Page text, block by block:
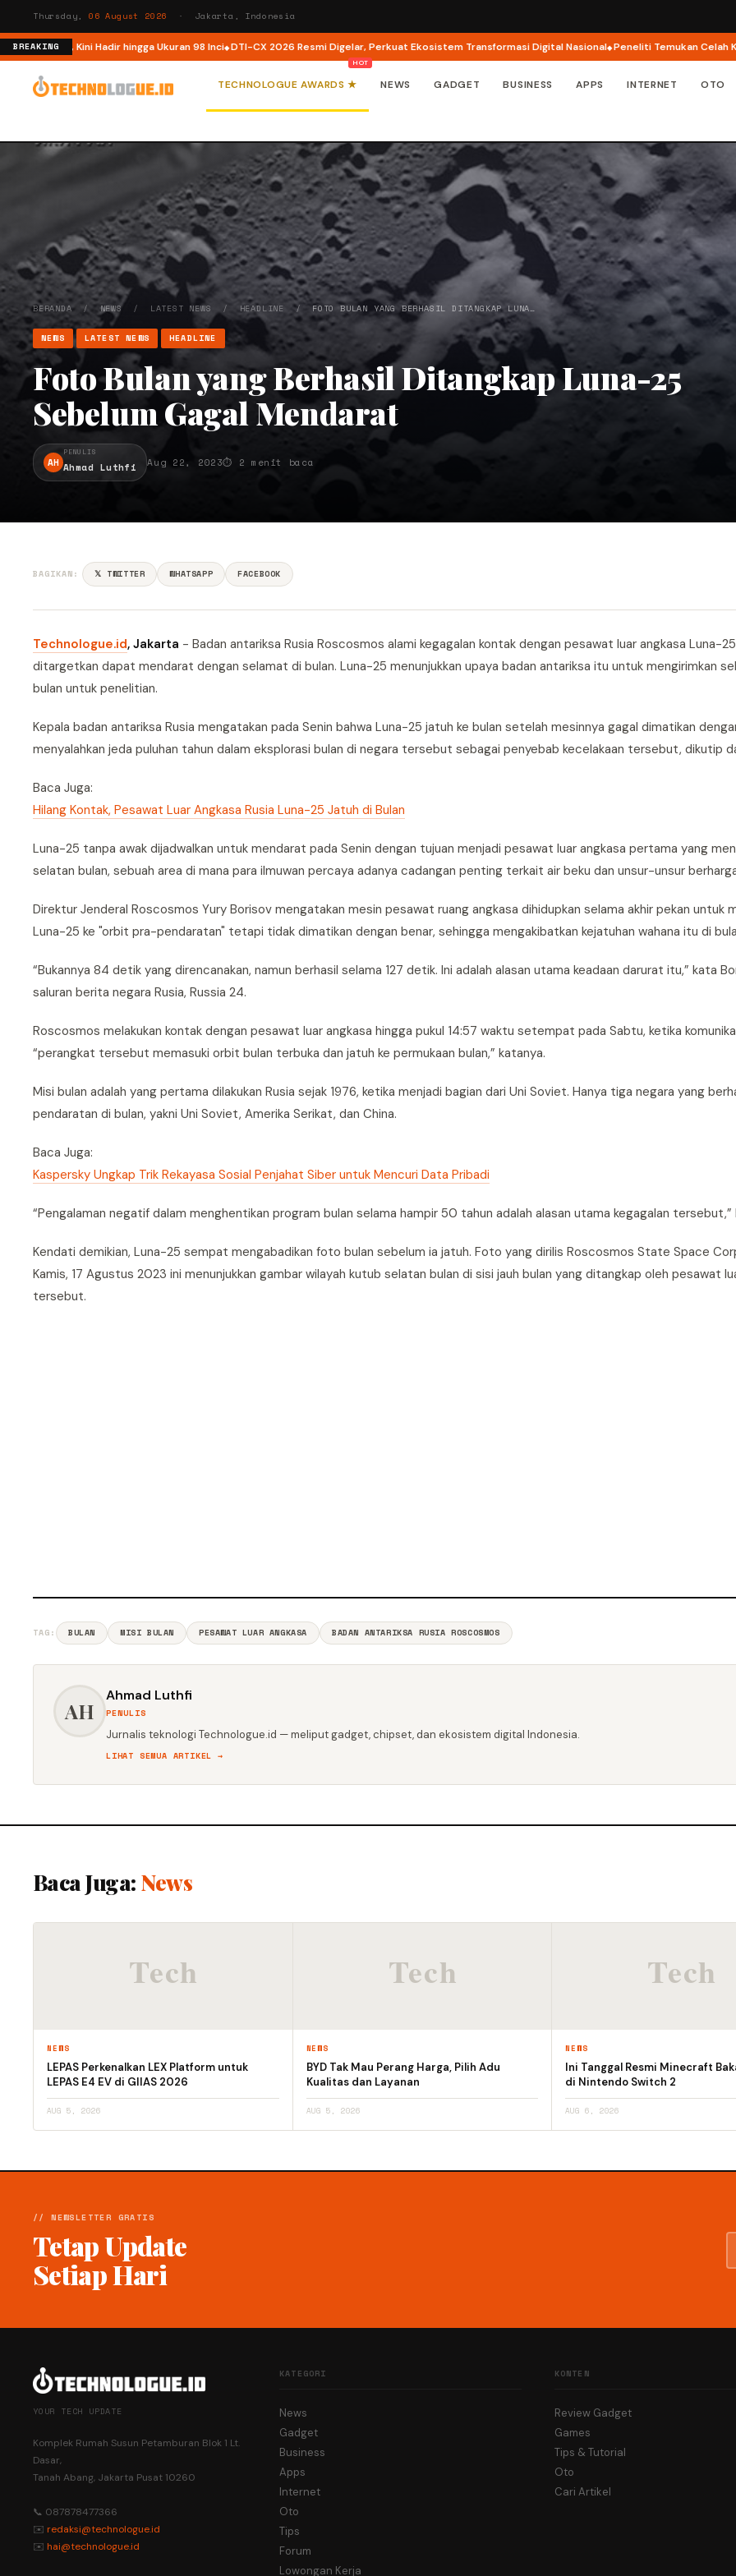
Thursday, 06 August 2026 · Jakarta, Indonesia
BREAKINGKini Hadir hingga Ukuran 98 Inci DTI-CX 2026 Resmi Digelar, Perkuat Ekosistem Transformasi Digital Nasional Peneliti Temukan Celah
TECHNOLOGUE AWARDS ★ NEWS GADGET BUSINESS APPS INTERNET OTO
BERANDA/ NEWS/ LATEST NEWS /HEADLINE / FOTO BULAN YANG BERHASIL DITANGKAP LUNA…
NEWS LATEST NEWS HEADLINE
Foto Bulan yang Berhasil Ditangkap Luna-25
Sebelum Gagal Mendarat
AH
PENULIS
Ahmad Luthfi Aug 22, 2023⏱ 2 menit baca
BAGIKAN: 𝕏 TWITTER WHATSAPP FACEBOOK
Technologue.id, Jakarta - Badan antariksa Rusia Roscosmos alami kegagalan kontak dengan pesawat luar angkasa Luna-
ditargetkan dapat mendarat dengan selamat di bulan. Luna-25 menunjukkan upaya badan antariksa itu untuk mengirimkan
bulan untuk penelitian.
Kepala badan antariksa Rusia mengatakan pada Senin bahwa Luna-25 jatuh ke bulan setelah mesinnya gagal dimatikan
menyalahkan jeda puluhan tahun dalam eksplorasi bulan di negara tersebut sebagai penyebab kecelakaan tersebut, dikutip
Baca Juga:
Hilang Kontak, Pesawat Luar Angkasa Rusia Luna-25 Jatuh di Bulan
Luna-25 tanpa awak dijadwalkan untuk mendarat pada Senin dengan tujuan menjadi pesawat luar angkasa pertama yang
selatan bulan, sebuah area di mana para ilmuwan percaya adanya cadangan penting terkait air beku dan unsur-unsur
Direktur Jenderal Roscosmos Yury Borisov mengatakan mesin pesawat ruang angkasa dihidupkan selama akhir pekan untuk
Luna-25 ke "orbit pra-pendaratan" tetapi tidak dimatikan dengan benar, sehingga mengakibatkan kejatuhan wahana itu di
“Bukannya 84 detik yang direncanakan, namun berhasil selama 127 detik. Ini adalah alasan utama keadaan darurat itu,” kata
saluran berita negara Rusia, Russia 24.
Roscosmos melakukan kontak dengan pesawat luar angkasa hingga pukul 14:57 waktu setempat pada Sabtu, ketika
“perangkat tersebut memasuki orbit bulan terbuka dan jatuh ke permukaan bulan,” katanya.
Misi bulan adalah yang pertama dilakukan Rusia sejak 1976, ketika menjadi bagian dari Uni Soviet. Hanya tiga negara yang
pendaratan di bulan, yakni Uni Soviet, Amerika Serikat, dan China.
Baca Juga:
Kaspersky Ungkap Trik Rekayasa Sosial Penjahat Siber untuk Mencuri Data Pribadi
“Pengalaman negatif dalam menghentikan program bulan selama hampir 50 tahun adalah alasan utama kegagalan tersebut,”
Kendati demikian, Luna-25 sempat mengabadikan foto bulan sebelum ia jatuh. Foto yang dirilis Roscosmos State Space
Kamis, 17 Agustus 2023 ini menunjukkan gambar wilayah kutub selatan bulan di sisi jauh bulan yang ditangkap oleh pesawat
tersebut.
TAG: BULAN MISI BULAN PESAWAT LUAR ANGKASA BADAN ANTARIKSA RUSIA ROSCOSMOS
AH
Ahmad Luthfi
PENULIS
Jurnalis teknologi Technologue.id — meliput gadget, chipset, dan ekosistem digital Indonesia.
LIHAT SEMUA ARTIKEL →
Baca Juga: News
NEWS
LEPAS Perkenalkan LEX Platform untuk
LEPAS E4 EV di GIIAS 2026
AUG 5, 2026
NEWS
BYD Tak Mau Perang Harga, Pilih Adu
Kualitas dan Layanan
AUG 5, 2026
NEWS
Ini Tanggal Resmi Minecraft
di Nintendo Switch 2
AUG 6, 2026
// NEWSLETTER GRATIS
Tetap Update
Setiap Hari
YOUR TECH UPDATE
Komplek Rumah Susun Petamburan Blok 1 Lt.
Dasar,
Tanah Abang, Jakarta Pusat 10260
📞 087878477366
✉️ redaksi@technologue.id
✉️ hai@technologue.id
KATEGORI
News
Gadget
Business
Apps
Internet
Oto
Tips
Forum
Lowongan Kerja
KONTEN
Review Gadget
Games
Tips & Tutorial
Oto
Cari Artikel